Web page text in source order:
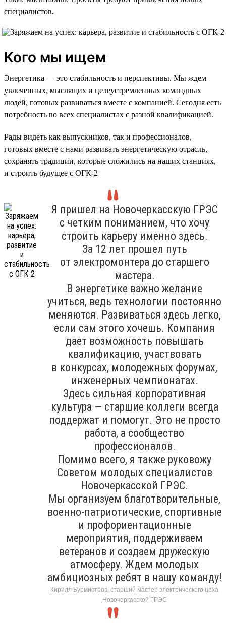
специалистов.
Кого мы ищем
Энергетика — это стабильность и перспективы. Мы ждем
увлеченных, мыслящих и целеустремленных командных
людей, готовых развиваться вместе с компанией. Сегодня есть
потребность во всех специалистах с разной квалификацией.
Рады видеть как выпускников, так и профессионалов,
готовых вместе с нами развивать энергетическую отрасль,
сохранять традиции, которые сложились на наших станциях,
и строить будущее с ОГК-2
Я пришел на Новочеркасскую ГРЭС
с четким пониманием, что хочу
строить карьеру именно здесь.
За 12 лет прошел путь
от электромонтера до старшего
мастера.
В энергетике важно желание
учиться, ведь технологии постоянно
меняются. Развиваться здесь легко,
если сам этого хочешь. Компания
дает возможность повышать
квалификацию, участвовать
в конкурсах, молодежных форумах,
инженерных чемпионатах.
Здесь сильная корпоративная
культура — старшие коллеги всегда
поддержат и помогут. Это не просто
работа, а сообщество
профессионалов.
Помимо всего, я также руковожу
Советом молодых специалистов
Новочеркасской ГРЭС.
Мы организуем благотворительные,
военно-патриотические, спортивные
и профориентационные
мероприятия, поддерживаем
ветеранов и создаем дружескую
атмосферу. Ждем молодых
амбициозных ребят в нашу команду!
Кирилл Бурмистров, старший мастер электрического цеха
Новочеркасской ГРЭС